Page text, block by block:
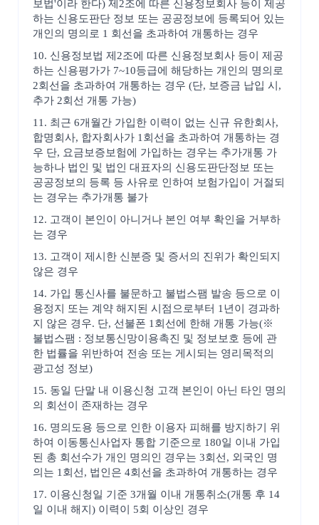
보법'이라 한다) 제2조에 따른 신용정보회사 등이 제공
하는 신용도판단 정보 또는 공공정보에 등록되어 있는
개인의 명의로 1 회선을 초과하여 개통하는 경우
10. 신용정보법 제2조에 따른 신용정보회사 등이 제공
하는 신용평가가 7~10등급에 해당하는 개인의 명의로
2회선을 초과하여 개통하는 경우 (단, 보증금 납입 시,
추가 2회선 개통 가능)
11. 최근 6개월간 가입한 이력이 없는 신규 유한회사,
합명회사, 합자회사가 1회선을 초과하여 개통하는 경
우 단, 요금보증보험에 가입하는 경우는 추가개통 가
능하나 법인 및 법인 대표자의 신용도판단정보 또는
공공정보의 등록 등 사유로 인하여 보험가입이 거절되
는 경우는 추가개통 불가
12. 고객이 본인이 아니거나 본인 여부 확인을 거부하
는 경우
13. 고객이 제시한 신분증 및 증서의 진위가 확인되지
않은 경우
14. 가입 통신사를 불문하고 불법스팸 발송 등으로 이
용정지 또는 계약 해지된 시점으로부터 1년이 경과하
지 않은 경우. 단, 선불폰 1회선에 한해 개통 가능(※
불법스팸 : 정보통신망이용촉진 및 정보보호 등에 관
한 법률을 위반하여 전송 또는 게시되는 영리목적의
광고성 정보)
15. 동일 단말 내 이용신청 고객 본인이 아닌 타인 명의
의 회선이 존재하는 경우
16. 명의도용 등으로 인한 이용자 피해를 방지하기 위
하여 이동통신사업자 통합 기준으로 180일 이내 가입
된 총 회선수가 개인 명의인 경우는 3회선, 외국인 명
의는 1회선, 법인은 4회선을 초과하여 개통하는 경우
17. 이용신청일 기준 3개월 이내 개통취소(개통 후 14
일 이내 해지) 이력이 5회 이상인 경우